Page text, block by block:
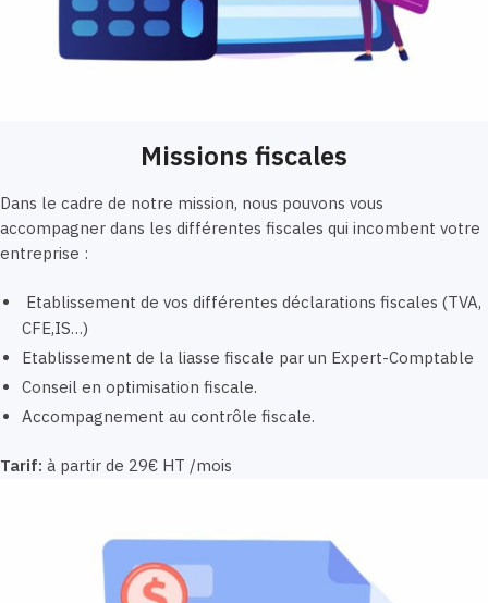
Missions fiscales
Dans le cadre de notre mission, nous pouvons vous
accompagner dans les différentes fiscales qui incombent votre
entreprise :
Etablissement de vos différentes déclarations fiscales (TVA,
CFE,IS…)
Etablissement de la liasse fiscale par un Expert-Comptable
Conseil en optimisation fiscale.
Accompagnement au contrôle fiscale.
Tarif: à partir de 29€ HT /mois